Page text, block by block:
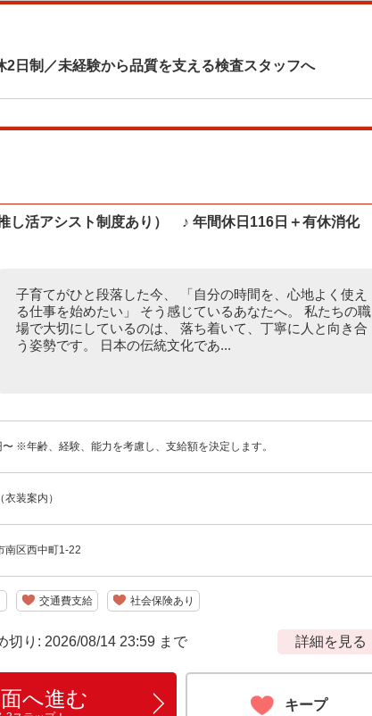
日制／未経験から品質を支える検査スタッフへ
し活アシスト制度あり） ♪ 年間休日116日＋有休消化
子育てがひと段落した今、 「自分の時間を、心地よく使え
る仕事を始めたい」 そう感じているあなたへ。 私たちの職
場で大切にしているのは、 落ち着いて、丁寧に人と向き合
う姿勢です。 日本の伝統文化であ...
※年齢、経験、能力を考慮し、支給額を決定します。
装案内）
南区西中町1-22
交通費支給 社会保険あり
り: 2026/08/14 23:59 まで 詳細を見る
へ進む キープ